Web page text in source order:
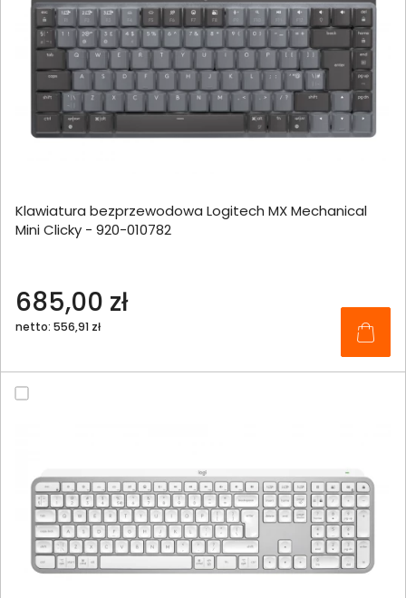
Klawiatura bezprzewodowa Logitech MX Mechanical
Mini Clicky - 920-010782
685,00 zł
netto: 556,91 zł